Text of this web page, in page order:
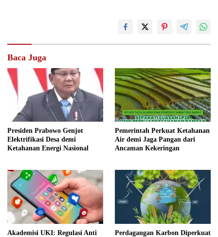
Baca Juga
Presiden Prabowo Genjot
Elektrifikasi Desa demi
Ketahanan Energi Nasional
Pemerintah Perkuat Ketahanan
Air demi Jaga Pangan dari
Ancaman Kekeringan
Akademisi UKI: Regulasi Anti
Perdagangan Karbon Diperkuat